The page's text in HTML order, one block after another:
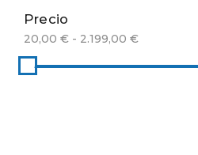
Precio
20,00 € - 2.199,00 €